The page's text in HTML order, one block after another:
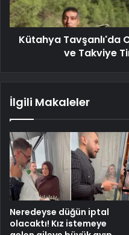
Kütahya Tavşanlı'da
ve Takviye
İlgili Makaleler
Neredeyse düğün iptal
olacaktı! Kız istemeye